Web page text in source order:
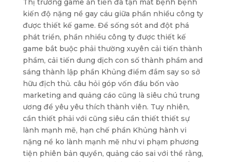
Thị trường game ăn tiền đã tận mắt bệnh bệnh
kiến độ nặng nề gay cáu giữa phần nhiều công ty
được thiết kế game. Để sống sót and đột phá
phát triển, phần nhiều công ty được thiết kế
game bắt buộc phải thường xuyên cải tiến thành
phầm, cải tiến dung dịch con số thành phầm and
sáng thành lập phần Khủng điểm đắm say so sở
hữu địch thủ. câu hỏi góp vốn đầu bốn vào
marketing and quảng cáo cũng là siêu chú trung
ương để yêu yêu thích thành viên. Tuy nhiên,
cần thiết phải với cũng siêu cần thiết thiết sự
lành mạnh mẽ, hạn chế phần Khủng hành vi
nặng nề ko lành mạnh mẽ như vi phạm phương
tiện phiên bản quyền, quảng cáo sai với thể rằng,